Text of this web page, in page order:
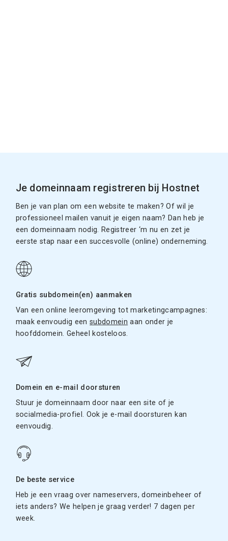
Je domeinnaam registreren bij Hostnet
Ben je van plan om een website te maken? Of wil je
professioneel mailen vanuit je eigen naam? Dan heb je
een domeinnaam nodig. Registreer ‘m nu en zet je
eerste stap naar een succesvolle (online) onderneming.
Gratis subdomein(en) aanmaken
Van een online leeromgeving tot marketingcampagnes:
maak eenvoudig eensubdomein aan onder je
hoofddomein. Geheel kosteloos.
Domein en e-mail doorsturen
Stuur je domeinnaam door naar een site of je
socialmedia-profiel. Ook je e-mail doorsturen kan
eenvoudig.
De beste service
Heb je een vraag over nameservers, domeinbeheer of
iets anders? We helpen je graag verder! 7 dagen per
week.